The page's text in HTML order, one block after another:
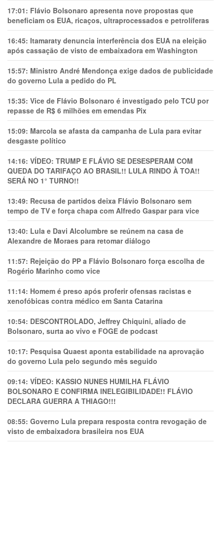
17:01: Flávio Bolsonaro apresenta nove propostas que
beneficiam os EUA, ricaços, ultraprocessados e petrolíferas
16:45: Itamaraty denuncia interferência dos EUA na eleição
após cassação de visto de embaixadora em Washington
15:57: Ministro André Mendonça exige dados de publicidade
do governo Lula a pedido do PL
15:35: Vice de Flávio Bolsonaro é investigado pelo TCU por
repasse de R$ 6 milhões em emendas Pix
15:09: Marcola se afasta da campanha de Lula para evitar
desgaste político
14:16: VÍDEO: TRUMP E FLÁVIO SE DESESPERAM COM
QUEDA DO TARIFAÇO AO BRASIL!! LULA RINDO À TOA!!
SERÁ NO 1° TURNO!!
13:49: Recusa de partidos deixa Flávio Bolsonaro sem
tempo de TV e força chapa com Alfredo Gaspar para vice
13:40: Lula e Davi Alcolumbre se reúnem na casa de
Alexandre de Moraes para retomar diálogo
11:57: Rejeição do PP a Flávio Bolsonaro força escolha de
Rogério Marinho como vice
11:14: Homem é preso após proferir ofensas racistas e
xenofóbicas contra médico em Santa Catarina
10:54: DESCONTROLADO, Jeffrey Chiquini, aliado de
Bolsonaro, surta ao vivo e FOGE de podcast
10:17: Pesquisa Quaest aponta estabilidade na aprovação
do governo Lula pelo segundo mês seguido
09:14: VÍDEO: KASSIO NUNES HUMlLHA FLÁVIO
BOLSONARO E CONFIRMA INELEGIBILIDADE!! FLÁVIO
DECLARA GUERRA A THIAGO!!!
08:55: Governo Lula prepara resposta contra revogação de
visto de embaixadora brasileira nos EUA